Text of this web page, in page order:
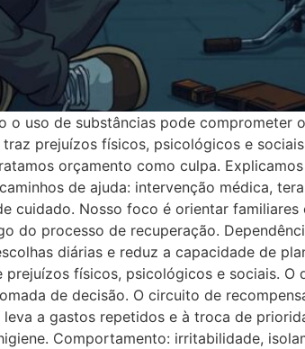
o uso de substâncias pode comprometer
prejuízos físicos, psicológicos e
orçamento como culpa.
de ajuda: intervenção médica,
cuidado. Nosso foco é orientar
do processo de recuperação.
diárias e reduz a capacidade de
físicos, psicológicos e sociais. O
de decisão. O circuito de
a gastos repetidos e à troca de
Comportamento: irritabilidade,